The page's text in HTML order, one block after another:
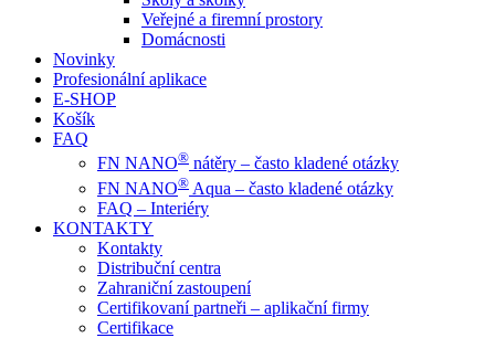
Veřejné a firemní prostory
Domácnosti
Novinky
Profesionální aplikace
E-SHOP
Košík
FAQ
FN NANO® nátěry – často kladené otázky
FN NANO® Aqua – často kladené otázky
FAQ – Interiéry
KONTAKTY
Kontakty
Distribuční centra
Zahraniční zastoupení
Certifikovaní partneři – aplikační firmy
Certifikace